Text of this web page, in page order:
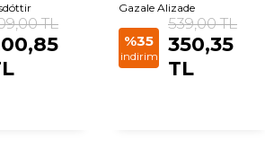
TL
Gazale Alizade
%35
indirim
539,00 TL
350,35
TL